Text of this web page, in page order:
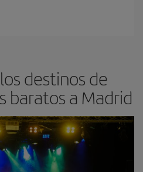
destinos de
baratos a Madrid